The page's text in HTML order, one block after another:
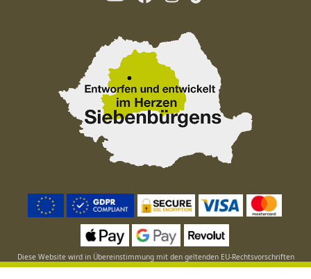
Diese Website wird in Übereinstimmung mit den geltenden EU-Rechtsvorschriften
betrieben.